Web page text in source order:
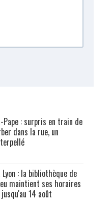
: surpris en train de
dans la rue, un
Lyon : la bibliothèque de
maintient ses horaires
14 août